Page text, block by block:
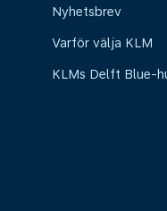
Nyhetsbrev
Varför välja KLM
KLMs Delft Blue-